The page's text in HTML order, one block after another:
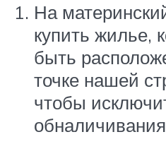
На
купить жилье,
быть
точке нашей
чтобы
обналичивания